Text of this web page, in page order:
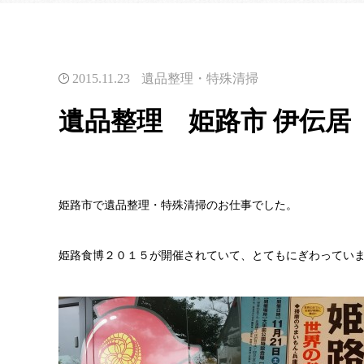
2015.11.23 遺品整理・特殊清掃
遺品整理 姫路市 伊伝居
姫路市で遺品整理・特殊清掃のお仕事でした。
姫路食博２０１５が開催されていて、とてもにぎわってい